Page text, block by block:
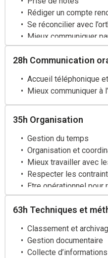
Rédiger un compte
Se réconcilier avec
Mieux communiquer
28h Communication
Accueil téléphonique
Mieux communiquer à
35h Organisation
Gestion du temps
Organisation et
Mieux travailler avec
Respecter les
Etre opérationnel pour
63h Techniques et
Classement et
Gestion documentaire
Collecte d’informations